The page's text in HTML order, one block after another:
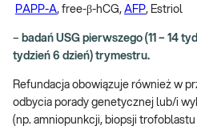
PAPP-A, free-β-hCG, AFP, Estriol
– badań USG pierwszego (11 – 14
tydzień 6 dzień) trymestru.
Refundacja obowiązuje również w
odbycia porady genetycznej lub/i
(np. amniopunkcji, biopsji